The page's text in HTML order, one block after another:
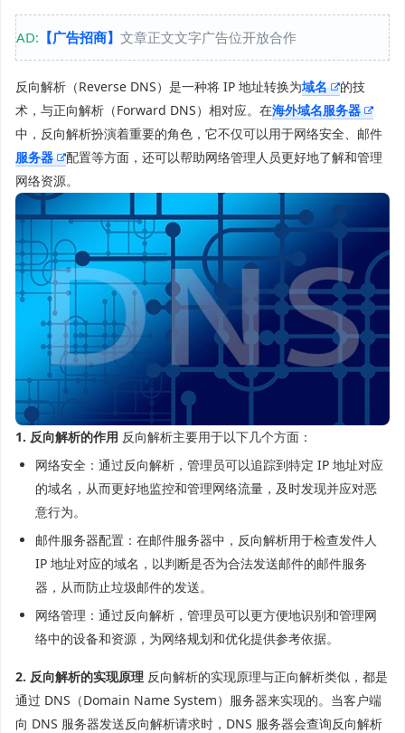
AD: 【广告招商】 文章正文文字广告位开放合作
反向解析（Reverse DNS）是一种将 IP 地址转换为域名
的技
术，与正向解析（Forward DNS）相对应。在海外域名服务器
中，反向解析扮演着重要的角色，它不仅可以用于网络安全、邮件
服务器
配置等方面，还可以帮助网络管理人员更好地了解和管理
网络资源。
1. 反向解析的作用 反向解析主要用于以下几个方面：
网络安全：通过反向解析，管理员可以追踪到特定 IP 地址对应
的域名，从而更好地监控和管理网络流量，及时发现并应对恶
意行为。
邮件服务器配置：在邮件服务器中，反向解析用于检查发件人
IP 地址对应的域名，以判断是否为合法发送邮件的邮件服务
器，从而防止垃圾邮件的发送。
网络管理：通过反向解析，管理员可以更方便地识别和管理网
络中的设备和资源，为网络规划和优化提供参考依据。
2. 反向解析的实现原理 反向解析的实现原理与正向解析类似，都是
通过 DNS（Domain Name System）服务器来实现的。当客户端
向 DNS 服务器发送反向解析请求时，DNS 服务器会查询反向解析